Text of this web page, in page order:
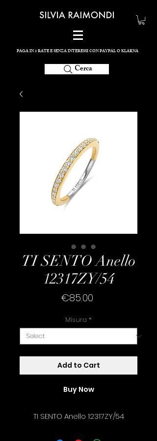
PAGA IN 3 RATE E SENZA INTERESSI CON PAYPAL O KLARNA
Cerca
TI SENTO Anello
12317ZY/54
€85.00
Misura *
Add to Cart
Buy Now
TI SENTO Anello 12317ZY/54